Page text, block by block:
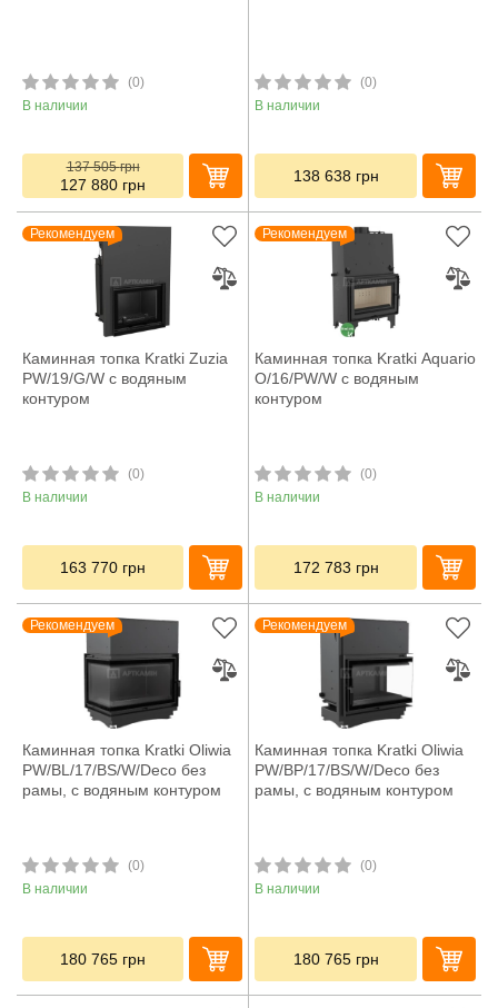
(0)
В наличии
137 505грн
127 880 грн
(0)
В наличии
138 638 грн
Рекомендуем
Каминная топка Kratki Zuzia
PW/19/G/W с водяным
контуром
(0)
В наличии
163 770 грн
Рекомендуем
Каминная топка Kratki Aquario
O/16/PW/W с водяным
контуром
(0)
В наличии
172 783 грн
Рекомендуем
Каминная топка Kratki Oliwia
PW/BL/17/BS/W/Deco без
рамы, с водяным контуром
(0)
В наличии
180 765 грн
Рекомендуем
Каминная топка Kratki Oliwia
PW/BP/17/BS/W/Deco без
рамы, с водяным контуром
(0)
В наличии
180 765 грн